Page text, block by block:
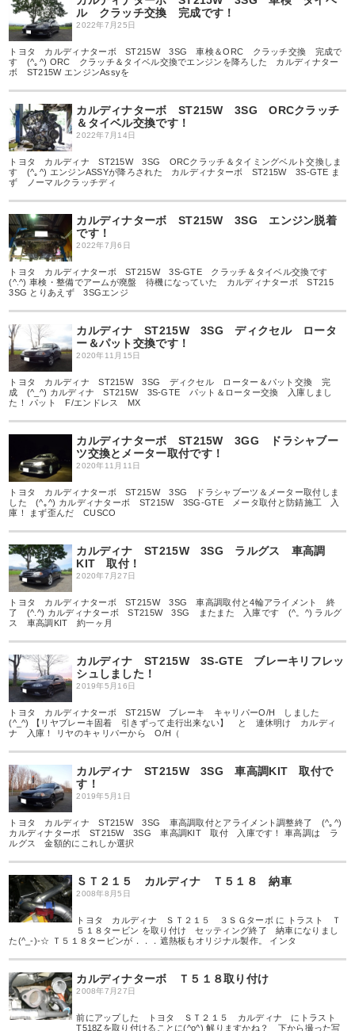
ル クラッチ交換 完成です！
2022年7月25日
トヨタ カルディナターボ ST215W 3SG 車検＆ORC クラッチ交換 完成で
す (^｡^) ORC クラッチ＆タイベル交換でエンジンを降ろした カルディナター
ボ ST215W エンジンAssyを
カルディナターボ ST215W 3SG ORCクラッチ
＆タイベル交換です！
2022年7月14日
トヨタ カルディナ ST215W 3SG ORCクラッチ＆タイミングベルト交換しま
す (^｡^) エンジンASSYが降ろされた カルディナターボ ST215W 3S-GTE ま
ず ノーマルクラッチディ
カルディナターボ ST215W 3SG エンジン脱着
です！
2022年7月6日
トヨタ カルディナターボ ST215W 3S-GTE クラッチ＆タイベル交換です
(^.^) 車検・整備でアームが廃盤 待機になっていた カルディナターボ ST215
3SG とりあえず 3SGエンジ
カルディナ ST215W 3SG ディクセル ロータ
ー＆パット交換です！
2020年11月15日
トヨタ カルディナ ST215W 3SG ディクセル ローター＆パット交換 完
成 (^_^) カルディナ ST215W 3S-GTE パット＆ローター交換 入庫しまし
た！ パット F/エンドレス MX
カルディナターボ ST215W 3GG ドラシャブー
ツ交換とメーター取付です！
2020年11月11日
トヨタ カルディナターボ ST215W 3SG ドラシャブーツ＆メーター取付しま
した (^｡^) カルディナターボ ST215W 3SG-GTE メータ取付と防錆施工 入
庫！ まず歪んだ CUSCO
カルディナ ST215W 3SG ラルグス 車高調
KIT 取付！
2020年7月27日
トヨタ カルディナターボ ST215W 3SG 車高調取付と4輪アライメント 終
了 (^.^) カルディナターボ ST215W 3SG またまた 入庫です (^。^) ラルグ
ス 車高調KIT 約一ヶ月
カルディナ ST215W 3S-GTE ブレーキリフレッ
シュしました！
2019年5月16日
トヨタ カルディナターボ ST215W ブレーキ キャリパーO/H しました
(^_^) 【リヤブレーキ固着 引きずって走行出来ない】 と 連休明け カルディ
ナ 入庫！ リヤのキャリパーから O/H（
カルディナ ST215W 3SG 車高調KIT 取付で
す！
2019年5月1日
トヨタ カルディナ ST215W 3SG 車高調取付とアライメント調整終了 (^｡^)
カルディナターボ ST215W 3SG 車高調KIT 取付 入庫です！ 車高調は ラ
ルグス 金額的にこれしか選択
ＳＴ２１５ カルディナ Ｔ５１８ 納車
2008年8月5日
トヨタ カルディナ ＳＴ２１５ ３ＳＧターボ に トラスト Ｔ
５１８タービン を取り付け セッティング終了 納車になりまし
た(^_-)-☆ Ｔ５１８タービンが．．．遮熱板もオリジナル製作。 インタ
カルディナターボ Ｔ５１８取り付け
2008年7月27日
前にアップした トヨタ ＳＴ２１５ カルディナ にトラスト
T518Zを取り付けることに(^o^) 解りますかね？ 下から撮った写